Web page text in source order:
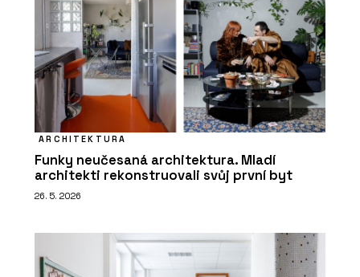
ARCHITEKTURA
Funky neučesaná architektura. Mladí
architekti rekonstruovali svůj první byt
26. 5. 2026